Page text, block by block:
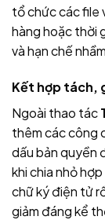
tổ chức các file
hàng hoặc thời
và hạn chế
Kết hợp tách,
Ngoài thao tác
thêm các công
dấu bản quyền
khi chia nhỏ
chữ ký điện tử
giảm đáng kể